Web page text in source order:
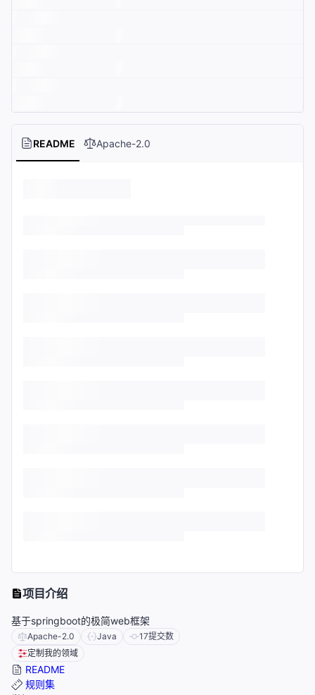
README Apache-2.0
项目介绍
基于springboot的极简web框架
Apache-2.0 Java 17提交数
定制我的领域
README
规则集